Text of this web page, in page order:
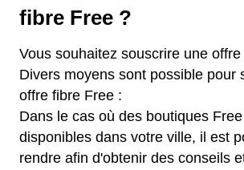
fibre Free ?
Vous souhaitez souscrire une
Divers moyens sont possible pour
offre fibre Free :
Dans le cas où des boutiques
disponibles dans votre ville, il est
rendre afin d'obtenir des conseils